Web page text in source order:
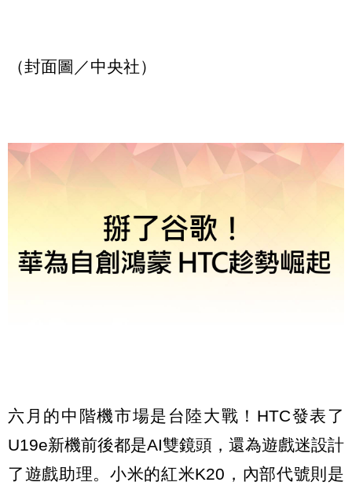
（封面圖／中央社）
六月的中階機市場是台陸大戰！HTC發表了
U19e新機前後都是AI雙鏡頭，還為遊戲迷設計
了遊戲助理。小米的紅米K20，內部代號則是